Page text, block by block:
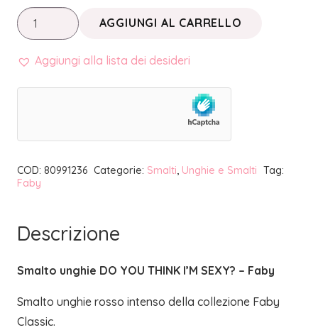
SMALTO
UNGHIE
DO
FABY
AGGIUNGI AL CARRELLO
Aggiungi alla lista dei desideri
COD: 80991236 Categorie: Smalti, Unghie e Smalti Tag:
Faby
Descrizione
Smalto unghie DO YOU THINK I’M SEXY? – Faby
Smalto unghie rosso intenso della collezione Faby
Classic.